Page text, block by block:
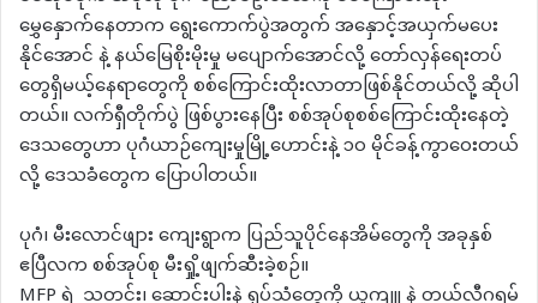
မွှေနှောက်နေတာက ရွေးကောက်ပွဲအတွက် အနှောင့်အယှက်မပေး
နိုင်အောင် နဲ့ နယ်မြေစိုးမိုးမှု မပျောက်အောင်လို့ တော်လှန်ရေးတပ်
တွေရှိမယ့်နေရာတွေကို စစ်ကြောင်းထိုးလာတာဖြစ်နိုင်တယ်လို့ ဆိုပါ
တယ်။ လက်ရှီတိုက်ပွဲ ဖြစ်ပွားနေပြီး စစ်အုပ်စုစစ်ကြောင်းထိုးနေတဲ့
ဒေသတွေဟာ ပုဂံယာဉ်ကျေးမှုမြို့‌ဟောင်းနဲ့ ၁၀ မိုင်ခန့်ကွာဝေးတယ်
လို့ ဒေသခံတွေက ပြောပါတယ်။
ပုဂံ၊ မီးလောင်ဖျား ကျေးရွာက ပြည်သူပိုင်နေအိမ်တွေကို အခုနှစ်
ဧပြီလက စစ်အုပ်စု မီးရှို့ဖျက်ဆီးခဲ့စဉ်။